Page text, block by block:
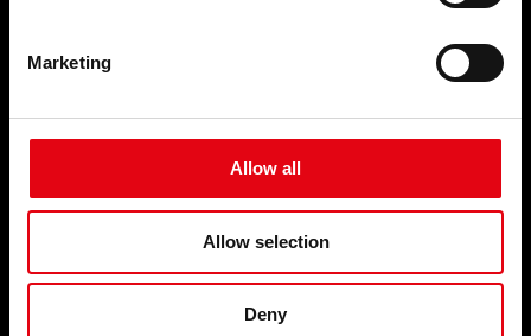
Marketing
Allow all
Allow selection
Deny
PRODUITS
ÉVÉNEMENTS ET
NOUVELLES
Événements et nouvelles
Qui sommes-nous ?
CONTACTS